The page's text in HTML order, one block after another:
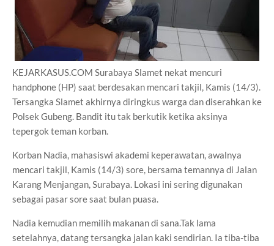
KEJARKASUS.COM Surabaya Slamet nekat mencuri
handphone (HP) saat berdesakan mencari takjil, Kamis (14/3).
Tersangka Slamet akhirnya diringkus warga dan diserahkan ke
Polsek Gubeng. Bandit itu tak berkutik ketika aksinya
tepergok teman korban.
Korban Nadia, mahasiswi akademi keperawatan, awalnya
mencari takjil, Kamis (14/3) sore, bersama temannya di Jalan
Karang Menjangan, Surabaya. Lokasi ini sering digunakan
sebagai pasar sore saat bulan puasa.
Nadia kemudian memilih makanan di sana.Tak lama
setelahnya, datang tersangka jalan kaki sendirian. Ia tiba-tiba